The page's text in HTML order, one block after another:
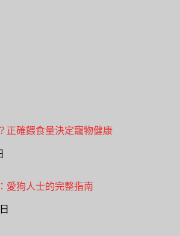
正確餵食量決定寵物健康
愛狗人士的完整指南